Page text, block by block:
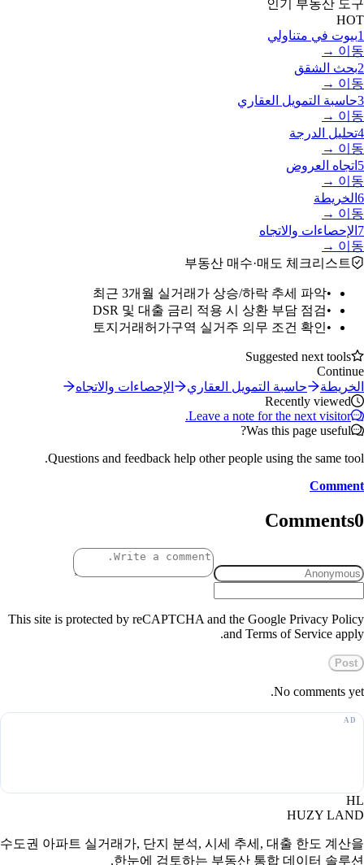
인기 부동산 도구
HOT
1بيوت في متناولي
이동 →
2بحث الشقق
이동 →
3حاسبة التمويل العقاري
이동 →
4تحليل الدرجة
이동 →
5 اتجاه العروض
이동 →
6 الخريطة
이동 →
7 الإحصاءات والاتجاه
이동 →
부동산 매수·매도 체크리스트
•
최근 3개월 실거래가 상승/하락 추세 파악
•
DSR 및 대출 금리 적용 시 상환 부담 점검
•
토지거래허가구역 실거주 의무 조건 확인
Suggested next tools
Continue
الخريطة
حاسبة التمويل العقاري
الإحصاءات والاتجاه
Recently viewed
Leave a note for the next visitor.
Was this page useful?
Questions and feedback help other people using the same tool.
Comment
Comments0
This site is protected by reCAPTCHA and the Google Privacy Policy
and Terms of Service apply.
Post
No comments yet.
HL
HUZY LAND
수도권 아파트 실거래가, 단지 분석, 시세 추세, 대출 한도 계산을
한눈에 검토하는 부동산 통합 데이터 솔루션.